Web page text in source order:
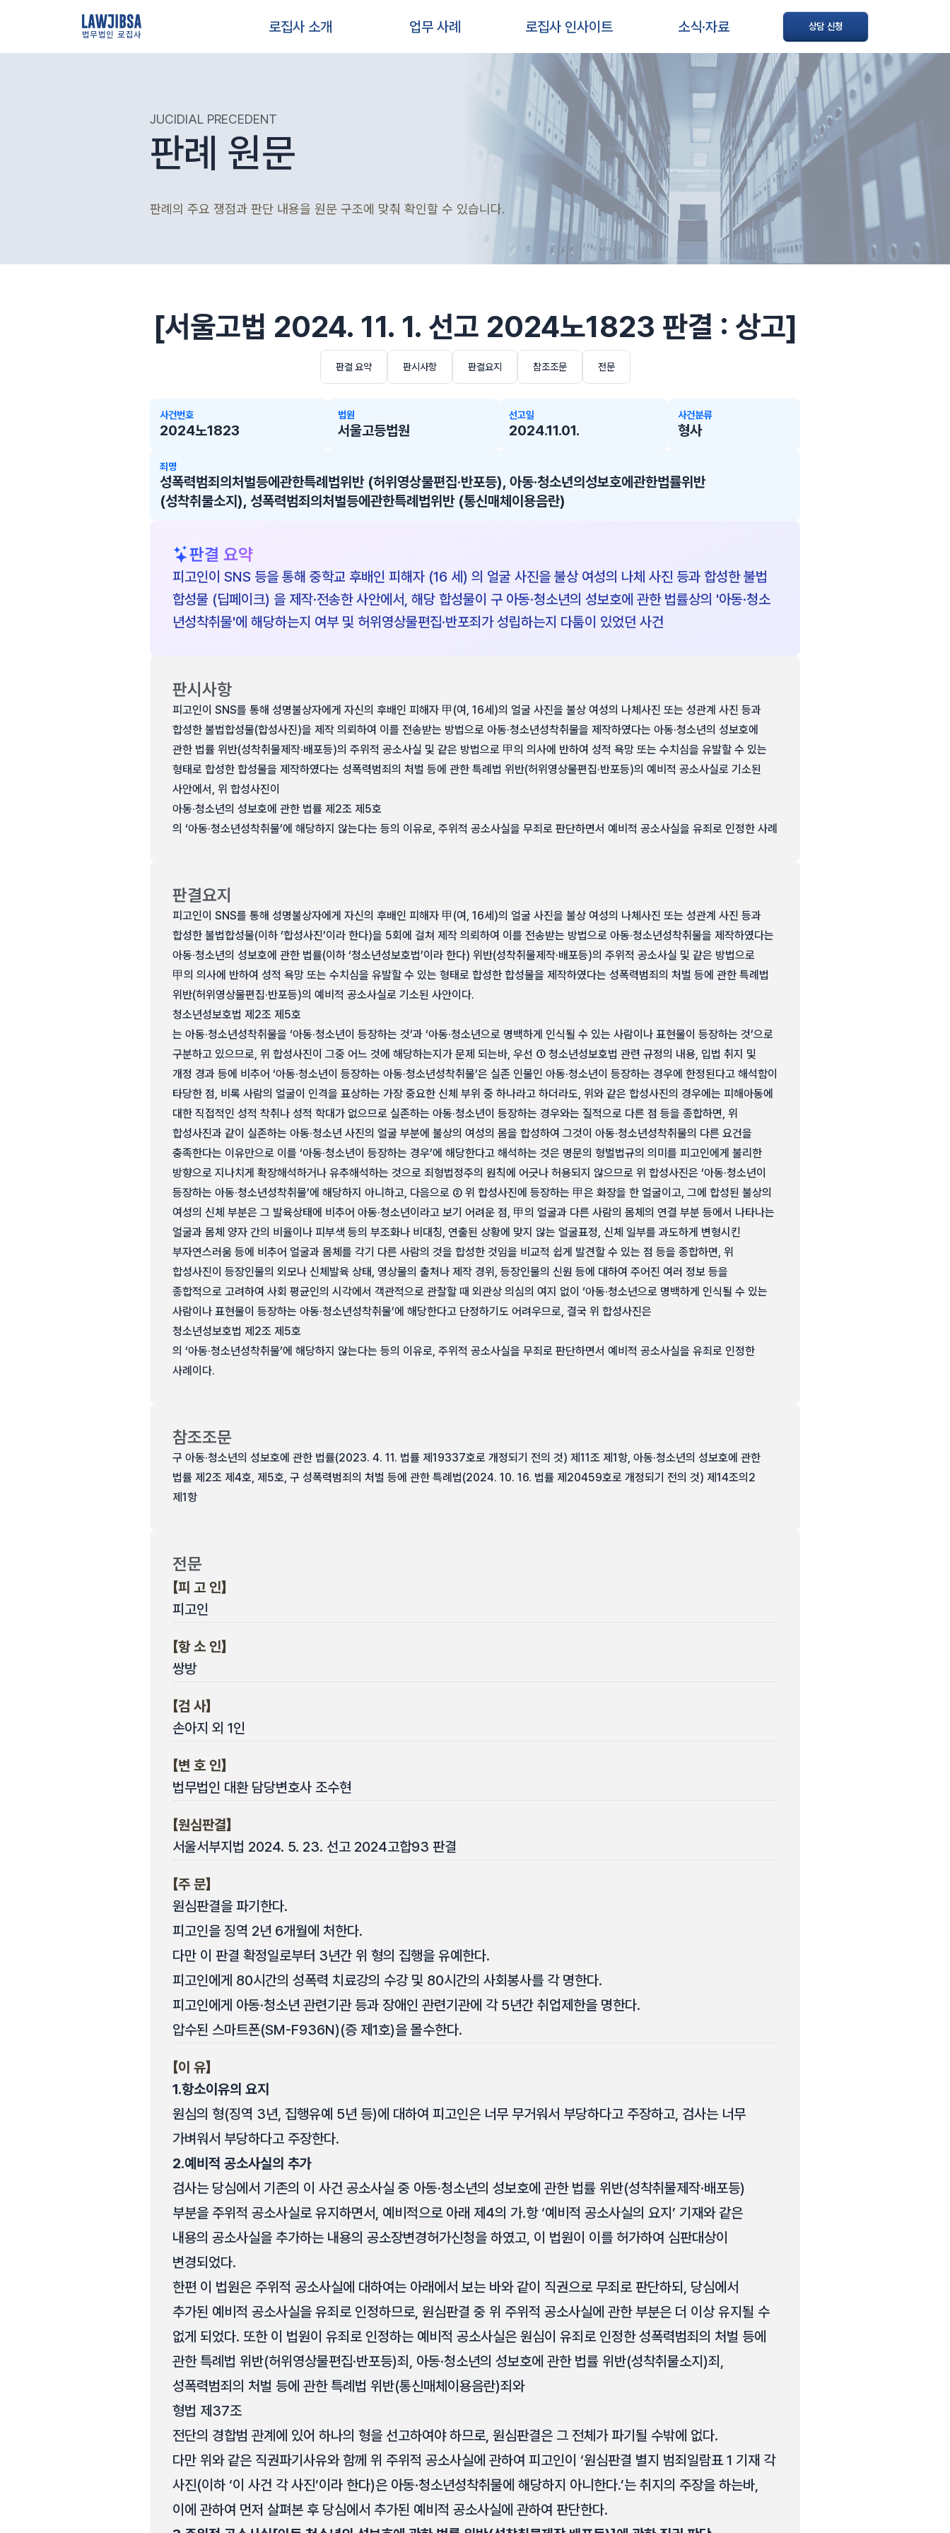
법무법인 로집사 로집사 소개 업무 사례 로집사 인사이트 소식·자료 상담 신청
JUCIDIAL PRECEDENT
판례 원문
판례의 주요 쟁점과 판단 내용을 원문 구조에 맞춰 확인할 수 있습니다.
[서울고법 2024. 11. 1. 선고 2024노1823 판결 : 상고]
판결 요약 판시사항 판결요지 참조조문 전문
사건번호
2024노1823
법원
서울고등법원
선고일
2024.11.01.
사건분류
형사
죄명
성폭력범죄의처벌등에관한특례법위반 (허위영상물편집·반포등), 아동·청소년의성보호에관한법률위반
(성착취물소지), 성폭력범죄의처벌등에관한특례법위반 (통신매체이용음란)
판결 요약
피고인이 SNS 등을 통해 중학교 후배인 피해자 (16 세) 의 얼굴 사진을 불상 여성의 나체 사진 등과 합성한 불법
합성물 (딥페이크) 을 제작·전송한 사안에서, 해당 합성물이 구 아동·청소년의 성보호에 관한 법률상의 '아동·청소
년성착취물'에 해당하는지 여부 및 허위영상물편집·반포죄가 성립하는지 다툼이 있었던 사건
판시사항
피고인이 SNS를 통해 성명불상자에게 자신의 후배인 피해자 甲(여, 16세)의 얼굴 사진을 불상 여성의 나체사진 또는 성관계 사진 등과
합성한 불법합성물(합성사진)을 제작 의뢰하여 이를 전송받는 방법으로 아동·청소년성착취물을 제작하였다는 아동·청소년의 성보호에
관한 법률 위반(성착취물제작·배포등)의 주위적 공소사실 및 같은 방법으로 甲의 의사에 반하여 성적 욕망 또는 수치심을 유발할 수 있는
형태로 합성한 합성물을 제작하였다는 성폭력범죄의 처벌 등에 관한 특례법 위반(허위영상물편집·반포등)의 예비적 공소사실로 기소된
사안에서, 위 합성사진이
아동·청소년의 성보호에 관한 법률 제2조 제5호
의 ‘아동·청소년성착취물’에 해당하지 않는다는 등의 이유로, 주위적 공소사실을 무죄로 판단하면서 예비적 공소사실을 유죄로 인정한 사례
판결요지
피고인이 SNS를 통해 성명불상자에게 자신의 후배인 피해자 甲(여, 16세)의 얼굴 사진을 불상 여성의 나체사진 또는 성관계 사진 등과
합성한 불법합성물(이하 ‘합성사진’이라 한다)을 5회에 걸쳐 제작 의뢰하여 이를 전송받는 방법으로 아동·청소년성착취물을 제작하였다는
아동·청소년의 성보호에 관한 법률(이하 ‘청소년성보호법’이라 한다) 위반(성착취물제작·배포등)의 주위적 공소사실 및 같은 방법으로
甲의 의사에 반하여 성적 욕망 또는 수치심을 유발할 수 있는 형태로 합성한 합성물을 제작하였다는 성폭력범죄의 처벌 등에 관한 특례법
위반(허위영상물편집·반포등)의 예비적 공소사실로 기소된 사안이다.
청소년성보호법 제2조 제5호
는 아동·청소년성착취물을 ‘아동·청소년이 등장하는 것’과 ‘아동·청소년으로 명백하게 인식될 수 있는 사람이나 표현물이 등장하는 것’으로
구분하고 있으므로, 위 합성사진이 그중 어느 것에 해당하는지가 문제 되는바, 우선 ① 청소년성보호법 관련 규정의 내용, 입법 취지 및
개정 경과 등에 비추어 ‘아동·청소년이 등장하는 아동·청소년성착취물’은 실존 인물인 아동·청소년이 등장하는 경우에 한정된다고 해석함이
타당한 점, 비록 사람의 얼굴이 인격을 표상하는 가장 중요한 신체 부위 중 하나라고 하더라도, 위와 같은 합성사진의 경우에는 피해아동에
대한 직접적인 성적 착취나 성적 학대가 없으므로 실존하는 아동·청소년이 등장하는 경우와는 질적으로 다른 점 등을 종합하면, 위
합성사진과 같이 실존하는 아동·청소년 사진의 얼굴 부분에 불상의 여성의 몸을 합성하여 그것이 아동·청소년성착취물의 다른 요건을
충족한다는 이유만으로 이를 ‘아동·청소년이 등장하는 경우’에 해당한다고 해석하는 것은 명문의 형벌법규의 의미를 피고인에게 불리한
방향으로 지나치게 확장해석하거나 유추해석하는 것으로 죄형법정주의 원칙에 어긋나 허용되지 않으므로 위 합성사진은 ‘아동·청소년이
등장하는 아동·청소년성착취물’에 해당하지 아니하고, 다음으로 ② 위 합성사진에 등장하는 甲은 화장을 한 얼굴이고, 그에 합성된 불상의
여성의 신체 부분은 그 발육상태에 비추어 아동·청소년이라고 보기 어려운 점, 甲의 얼굴과 다른 사람의 몸체의 연결 부분 등에서 나타나는
얼굴과 몸체 양자 간의 비율이나 피부색 등의 부조화나 비대칭, 연출된 상황에 맞지 않는 얼굴표정, 신체 일부를 과도하게 변형시킨
부자연스러움 등에 비추어 얼굴과 몸체를 각기 다른 사람의 것을 합성한 것임을 비교적 쉽게 발견할 수 있는 점 등을 종합하면, 위
합성사진이 등장인물의 외모나 신체발육 상태, 영상물의 출처나 제작 경위, 등장인물의 신원 등에 대하여 주어진 여러 정보 등을
종합적으로 고려하여 사회 평균인의 시각에서 객관적으로 관찰할 때 외관상 의심의 여지 없이 ‘아동·청소년으로 명백하게 인식될 수 있는
사람이나 표현물이 등장하는 아동·청소년성착취물’에 해당한다고 단정하기도 어려우므로, 결국 위 합성사진은
청소년성보호법 제2조 제5호
의 ‘아동·청소년성착취물’에 해당하지 않는다는 등의 이유로, 주위적 공소사실을 무죄로 판단하면서 예비적 공소사실을 유죄로 인정한
사례이다.
참조조문
구 아동·청소년의 성보호에 관한 법률(2023. 4. 11. 법률 제19337호로 개정되기 전의 것) 제11조 제1항, 아동·청소년의 성보호에 관한
법률 제2조 제4호, 제5호, 구 성폭력범죄의 처벌 등에 관한 특례법(2024. 10. 16. 법률 제20459호로 개정되기 전의 것) 제14조의2
제1항
전문
【피 고 인】
피고인
【항 소 인】
쌍방
【검 사】
손아지 외 1인
【변 호 인】
법무법인 대환 담당변호사 조수현
【원심판결】
서울서부지법 2024. 5. 23. 선고 2024고합93 판결
【주 문】
원심판결을 파기한다.
피고인을 징역 2년 6개월에 처한다.
다만 이 판결 확정일로부터 3년간 위 형의 집행을 유예한다.
피고인에게 80시간의 성폭력 치료강의 수강 및 80시간의 사회봉사를 각 명한다.
피고인에게 아동·청소년 관련기관 등과 장애인 관련기관에 각 5년간 취업제한을 명한다.
압수된 스마트폰(SM-F936N)(증 제1호)을 몰수한다.
【이 유】
1.항소이유의 요지
원심의 형(징역 3년, 집행유예 5년 등)에 대하여 피고인은 너무 무거워서 부당하다고 주장하고, 검사는 너무
가벼워서 부당하다고 주장한다.
2.예비적 공소사실의 추가
검사는 당심에서 기존의 이 사건 공소사실 중 아동·청소년의 성보호에 관한 법률 위반(성착취물제작·배포등)
부분을 주위적 공소사실로 유지하면서, 예비적으로 아래 제4의 가.항 ‘예비적 공소사실의 요지’ 기재와 같은
내용의 공소사실을 추가하는 내용의 공소장변경허가신청을 하였고, 이 법원이 이를 허가하여 심판대상이
변경되었다.
한편 이 법원은 주위적 공소사실에 대하여는 아래에서 보는 바와 같이 직권으로 무죄로 판단하되, 당심에서
추가된 예비적 공소사실을 유죄로 인정하므로, 원심판결 중 위 주위적 공소사실에 관한 부분은 더 이상 유지될 수
없게 되었다. 또한 이 법원이 유죄로 인정하는 예비적 공소사실은 원심이 유죄로 인정한 성폭력범죄의 처벌 등에
관한 특례법 위반(허위영상물편집·반포등)죄, 아동·청소년의 성보호에 관한 법률 위반(성착취물소지)죄,
성폭력범죄의 처벌 등에 관한 특례법 위반(통신매체이용음란)죄와
형법 제37조
전단의 경합범 관계에 있어 하나의 형을 선고하여야 하므로, 원심판결은 그 전체가 파기될 수밖에 없다.
다만 위와 같은 직권파기사유와 함께 위 주위적 공소사실에 관하여 피고인이 ‘원심판결 별지 범죄일람표 1 기재 각
사진(이하 ‘이 사건 각 사진’이라 한다)은 아동·청소년성착취물에 해당하지 아니한다.’는 취지의 주장을 하는바,
이에 관하여 먼저 살펴본 후 당심에서 추가된 예비적 공소사실에 관하여 판단한다.